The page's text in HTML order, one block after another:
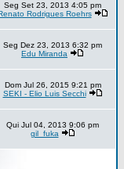
Seg Set 23, 2013 4:05 pm
Rodrigues Roehrs
Seg Dez 23, 2013 6:32 pm
Edu Miranda
Dom Jul 26, 2015 9:21 pm
SEKI - Elio Luis Secchi
Qui Jul 04, 2013 9:06 pm
gil_fuka